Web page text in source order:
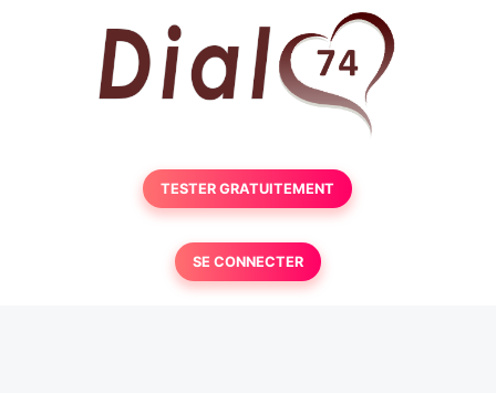
TESTER GRATUITEMENT
SE CONNECTER